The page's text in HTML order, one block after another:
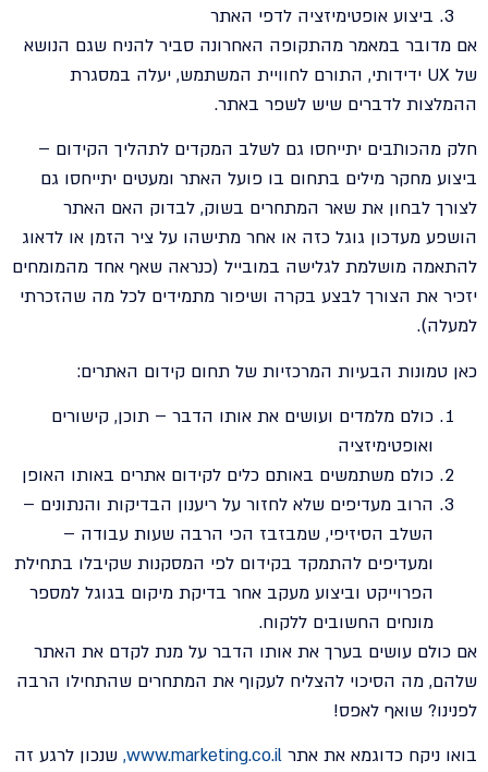
ביצוע אופטימיזציה לדפי האתר
אם מדובר במאמר מהתקופה האחרונה סביר להניח שגם הנושא
של UX ידידותי, התורם לחוויית המשתמש, יעלה במסגרת
ההמלצות לדברים שיש לשפר באתר.
חלק מהכותבים יתייחסו גם לשלב המקדים לתהליך הקידום –
ביצוע מחקר מילים בתחום בו פועל האתר ומעטים יתייחסו גם
לצורך לבחון את שאר המתחרים בשוק, לבדוק האם האתר
הושפע מעדכון גוגל כזה או אחר מתישהו על ציר הזמן או לדאוג
להתאמה מושלמת לגלישה במובייל (כנראה שאף אחד מהמומחים
יזכיר את הצורך לבצע בקרה ושיפור מתמידים לכל מה שהזכרתי
למעלה).
כאן טמונות הבעיות המרכזיות של תחום קידום האתרים:
כולם מלמדים ועושים את אותו הדבר – תוכן, קישורים
ואופטימיזציה
כולם משתמשים באותם כלים לקידום אתרים באותו האופן
הרוב מעדיפים שלא לחזור על ריענון הבדיקות והנתונים –
השלב הסיזיפי, שמבזבז הכי הרבה שעות עבודה –
ומעדיפים להתמקד בקידום לפי המסקנות שקיבלו בתחילת
הפרוייקט וביצוע מעקב אחר בדיקת מיקום בגוגל למספר
מונחים החשובים ללקוח.
אם כולם עושים בערך את אותו הדבר על מנת לקדם את האתר
שלהם, מה הסיכוי להצליח לעקוף את המתחרים שהתחילו הרבה
לפנינו? שואף לאפס!
בואו ניקח כדוגמא את אתר www.marketing.co.il
, שנכון לרגע זה